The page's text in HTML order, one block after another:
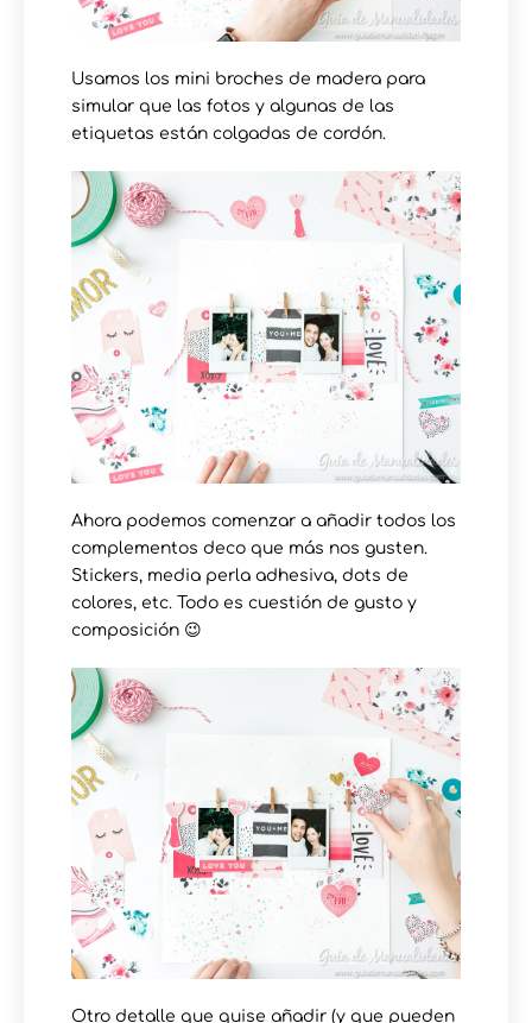
Usamos los mini broches de madera para
simular que las fotos y algunas de las
etiquetas están colgadas de cordón.
Ahora podemos comenzar a añadir todos los
complementos deco que más nos gusten.
Stickers, media perla adhesiva, dots de
colores, etc. Todo es cuestión de gusto y
composición 😉
Otro detalle que quise añadir (y que pueden